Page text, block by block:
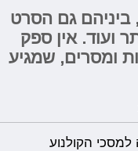
אוסקר, ביניהם גם הסרט
ועוד. אין ספק
ומסרים, שמגיע
למסכי הקולנוע